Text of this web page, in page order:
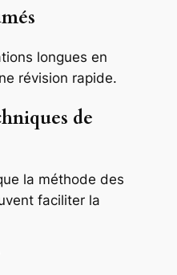
longues en
révision rapide.
de
la méthode des
faciliter la